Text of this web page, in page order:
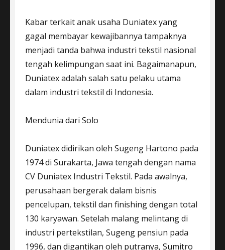
Kabar terkait anak usaha Duniatex yang
gagal membayar kewajibannya tampaknya
menjadi tanda bahwa industri tekstil nasional
tengah kelimpungan saat ini. Bagaimanapun,
Duniatex adalah salah satu pelaku utama
dalam industri tekstil di Indonesia.
Mendunia dari Solo
Duniatex didirikan oleh Sugeng Hartono pada
1974 di Surakarta, Jawa tengah dengan nama
CV Duniatex Industri Tekstil. Pada awalnya,
perusahaan bergerak dalam bisnis
pencelupan, tekstil dan finishing dengan total
130 karyawan. Setelah malang melintang di
industri pertekstilan, Sugeng pensiun pada
1996, dan digantikan oleh putranya, Sumitro